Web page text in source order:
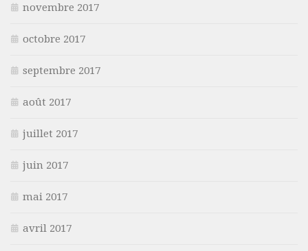
novembre 2017
octobre 2017
septembre 2017
août 2017
juillet 2017
juin 2017
mai 2017
avril 2017